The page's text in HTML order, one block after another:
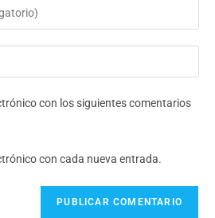
con los siguientes comentarios
con cada nueva entrada.